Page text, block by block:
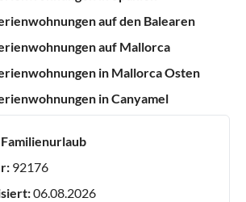
auf den Balearen
auf Mallorca
in Mallorca Osten
in Canyamel
Familienurlaub
92176
06.08.2026